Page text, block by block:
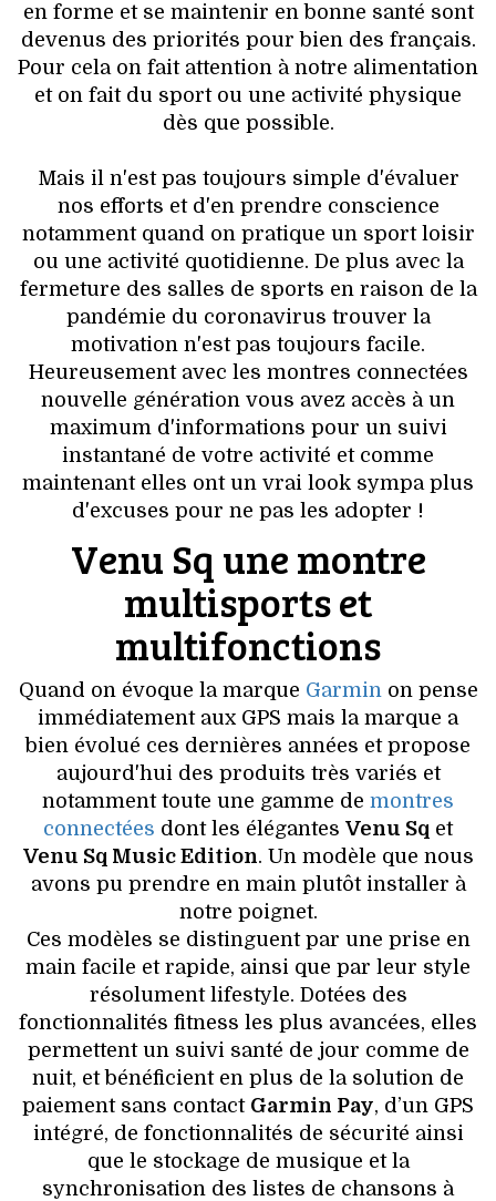
MODE DE RUE
JEUNES CRÉATEURS
HISTOIRE DES MARQUES
DÉCO
VOYAGES & LOISIRS
en forme et se maintenir en bonne santé sont
devenus des priorités pour bien des français.
Pour cela on fait attention à notre alimentation
et on fait du sport ou une activité physique
dès que possible.
Mais il n'est pas toujours simple d'évaluer
nos efforts et d'en prendre conscience
notamment quand on pratique un sport loisir
ou une activité quotidienne. De plus avec la
fermeture des salles de sports en raison de la
pandémie du coronavirus trouver la
motivation n'est pas toujours facile.
Heureusement avec les montres connectées
nouvelle génération vous avez accès à un
maximum d'informations pour un suivi
instantané de votre activité et comme
maintenant elles ont un vrai look sympa plus
d'excuses pour ne pas les adopter !
Venu Sq une montre
multisports et
multifonctions
Quand on évoque la marque Garminon pense
immédiatement aux GPS mais la marque a
bien évolué ces dernières années et propose
aujourd'hui des produits très variés et
notamment toute une gamme de montres
connectées dont les élégantes Venu Sq et
Venu Sq Music Edition. Un modèle que nous
avons pu prendre en main plutôt installer à
notre poignet.
Ces modèles se distinguent par une prise en
main facile et rapide, ainsi que par leur style
résolument lifestyle. Dotées des
fonctionnalités fitness les plus avancées, elles
permettent un suivi santé de jour comme de
nuit, et bénéficient en plus de la solution de
paiement sans contact Garmin Pay, d’un GPS
intégré, de fonctionnalités de sécurité ainsi
que le stockage de musique et la
synchronisation des listes de chansons à